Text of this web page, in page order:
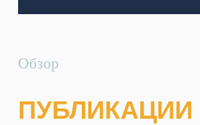
Обзор
ПУБЛИКАЦИИ